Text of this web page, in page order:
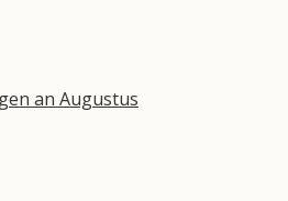
an Augustus